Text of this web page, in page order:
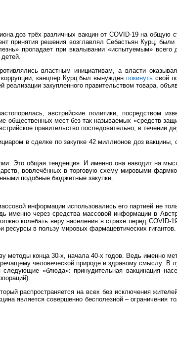
доз трёх различных вакцин от COVID-19 на
решения возглавлял Себастьян Курц, были
пропадает при вкалывании «испытуемым»
властным инициативам, а власти
коррупции, канцлер Курц был вынужденпокинуть свой
закупленного правительством товара,
австрийские политики, посредством
общественных мест без так называемых «средств
правительство последовательно, в течении
в сделке по закупке 42 миллионов доз вакцины,
Это общая тенденция. И именно она наводит на
вовлечённых в торговую схему мировыми
подобные бюджетные закупки.
информации использовались его партией не
через средства массовой информации в
колебать веру населения в страхе перед
в пользу мировых фармацевтических гигантов.
методы конца 30-х, начала 40-х годов. Ведь именно
человеческой природе и здравому смыслу. В
«блюда»: принудительная вакцинация
распространяется на всех без исключения
является совершенно бесполезной –